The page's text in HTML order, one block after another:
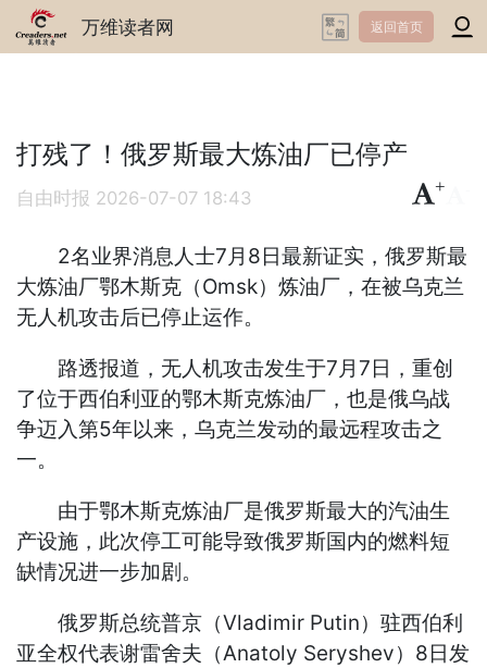
万维读者网 返回首页
打残了！俄罗斯最大炼油厂已停产
自由时报 2026-07-07 18:43
+
2名业界消息人士7月8日最新证实，俄罗斯最
大炼油厂鄂木斯克（Omsk）炼油厂，在被乌克兰
无人机攻击后已停止运作。
路透报道，无人机攻击发生于7月7日，重创
了位于西伯利亚的鄂木斯克炼油厂，也是俄乌战
争迈入第5年以来，乌克兰发动的最远程攻击之
一。
由于鄂木斯克炼油厂是俄罗斯最大的汽油生
产设施，此次停工可能导致俄罗斯国内的燃料短
缺情况进一步加剧。
俄罗斯总统普京（Vladimir Putin）驻西伯利
亚全权代表谢雷舍夫（Anatoly Seryshev）8日发